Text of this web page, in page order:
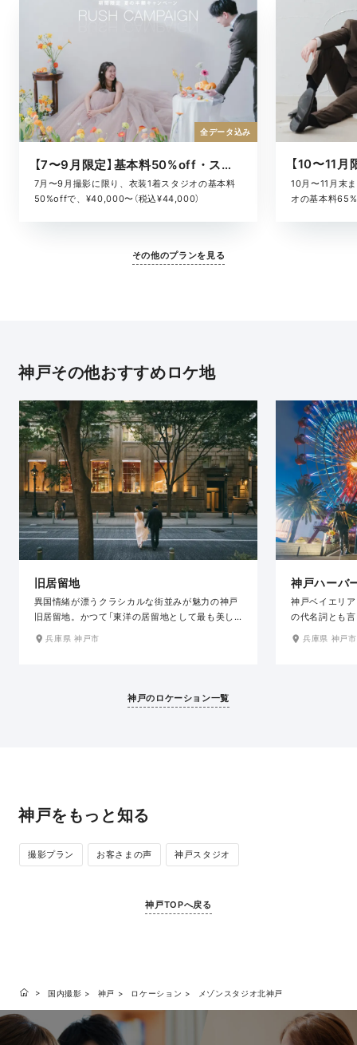
【7〜9月限定】基本料50%off・スタジオキャンペーン
7月〜9月撮影に限り、衣装1着スタジオの基本料
50%offで、¥40,000〜（税込¥44,000）
全データ込み
10月〜11月末
オの基本料
その他のプランを見る
神戸その他おすすめロケ地
旧居留地
異国情緒が漂うクラシカルな街並みが魅力の神戸
旧居留地。かつて「東洋の居留地として最も美し
い街」とも評された風格を今も感じることができ
違った表情を見せてくれます。
兵庫県 神戸市
神戸ハーバ
神戸ベイエリ
の代名詞とも
ロケ地です。
兵庫県 神戸市
神戸のロケーション一覧
神戸をもっと知る
撮影プラン お客さまの声 神戸スタジオ
神戸TOPへ戻る
国内撮影 神戸 ロケーション メゾンスタジオ北神戸